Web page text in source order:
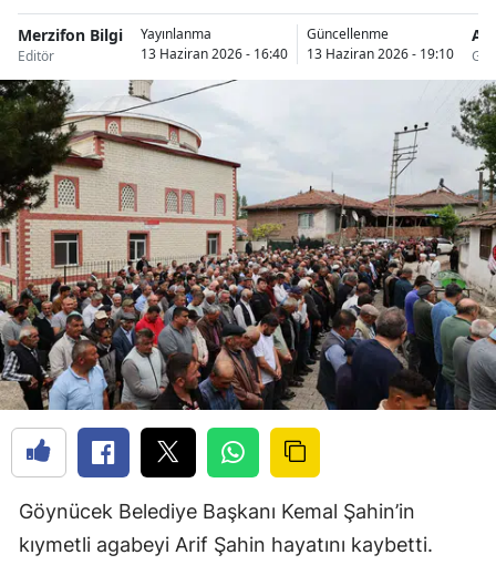
Merzifon Bilgi
Editör
Yayınlanma
13 Haziran 2026 - 16:40
Güncellenme
13 Haziran 2026 - 19:10
Göynücek Belediye Başkanı Kemal Şahin’in
kıymetli agabeyi Arif Şahin hayatını kaybetti.